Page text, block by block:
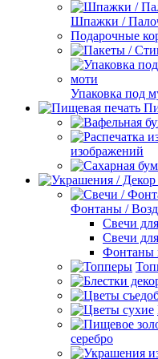
Шпажки /
Подарочные
Упаковка под
изображений
Фонтаны /
Свечи
Свечи
Фонтаны
серебро